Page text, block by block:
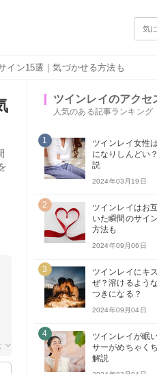
イン15選｜気づかせる方法も
ツインレイのアクセ
人気のある記事ランキング
1
ツインレイ女性
になりしんどい
説
2024年03月19日
2
ツインレイはお
いた瞬間のサイ
方法も
2024年09月06日
3
ツインレイにキ
ぜ？溶けるよう
つきになる？
2024年09月04日
4
ツインレイが眠
サーがめちゃく
解説